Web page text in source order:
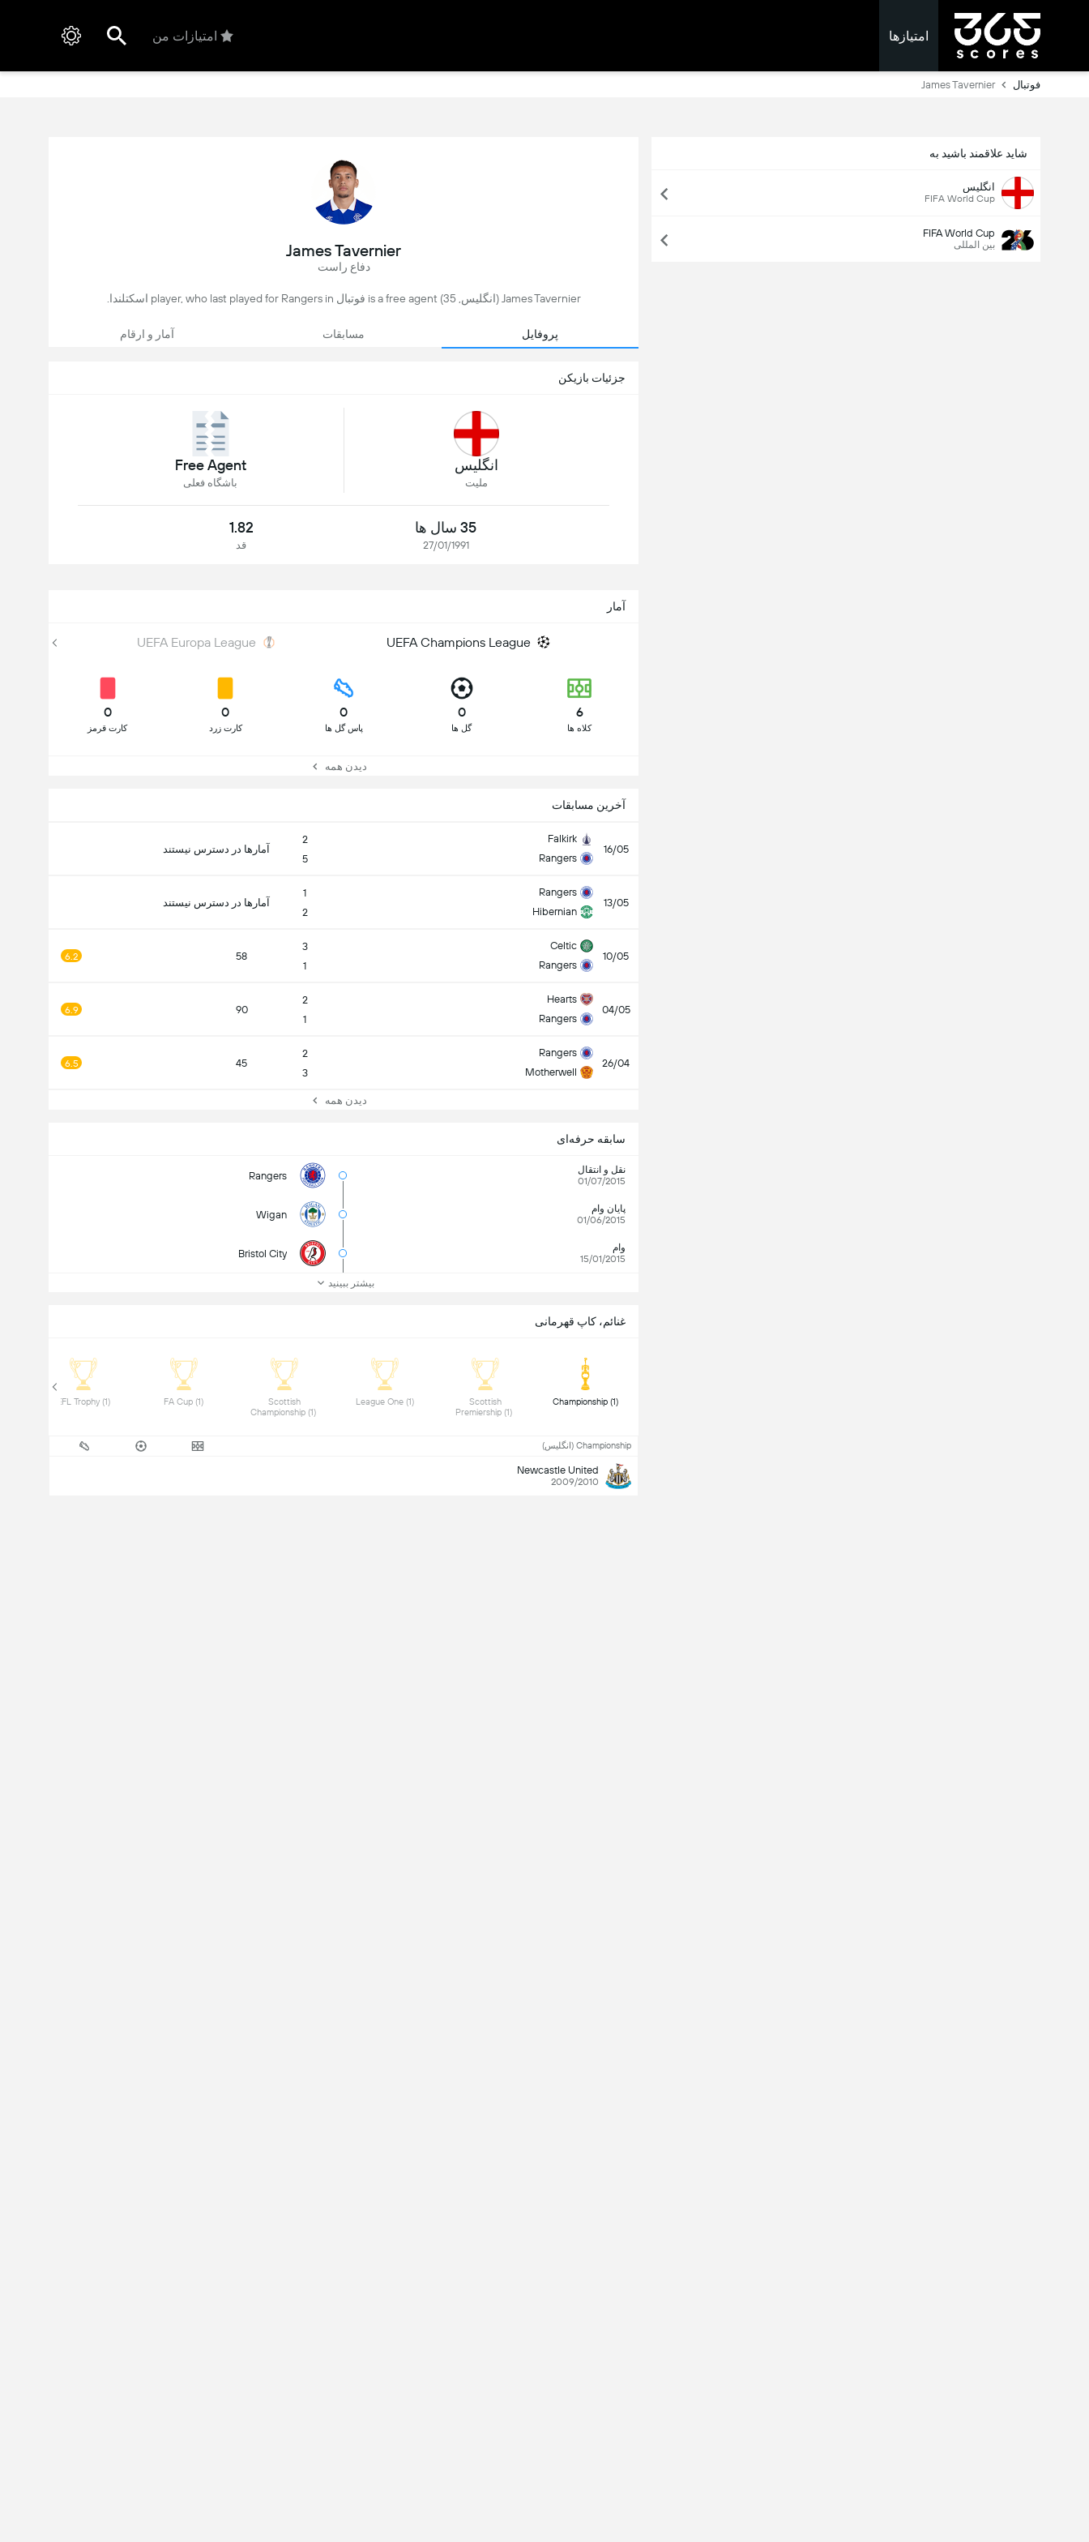
امتیازها امتیازات من
فوتبال James Tavernier
شاید علاقمند باشید به
انگلیس
FIFA World Cup
FIFA World Cup
بین المللی James Tavernier
دفاع راست
James Tavernier (انگلیس, 35) is a free agent فوتبال player, who last played for Rangers in اسكتلندا.
پروفایل مسابقات آمار و ارقام
جزئیات بازیکن
انگلیس
ملیت
Free Agent
باشگاه فعلی
35 سال ها
27/01/1991
1.82
قد
آمار
UEFA Champions League
UEFA Europa League
6
کلاه ها
0
گل ها
0
پاس گل ها
0
کارت زرد
0
کارت قرمز
دیدن همه
آخرین مسابقات
16/05
Falkirk
Rangers
2
5
آمارها در دسترس نیستند
13/05
Rangers
Hibernian
1
2
آمارها در دسترس نیستند
10/05
Celtic
Rangers
3
1
58
6.2
04/05
Hearts
Rangers
2
1
90
6.9
26/04
Rangers
Motherwell
2
3
45
6.5
دیدن همه
سابقه حرفه‌ای
نقل و انتقال
01/07/2015
Rangers
پایان وام
01/06/2015
Wigan
وام
15/01/2015
Bristol City
بیشتر ببینید
غنائم، کاپ قهرمانی
Scottish
League One (1)
Scottish
Championship (1)
EFL Trophy (1)
Championship (انگلیس)
Newcastle United
2009/2010